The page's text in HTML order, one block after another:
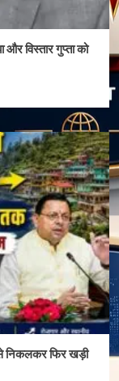
विस्तार गुप्ता को
निकलकर फिर खड़ी